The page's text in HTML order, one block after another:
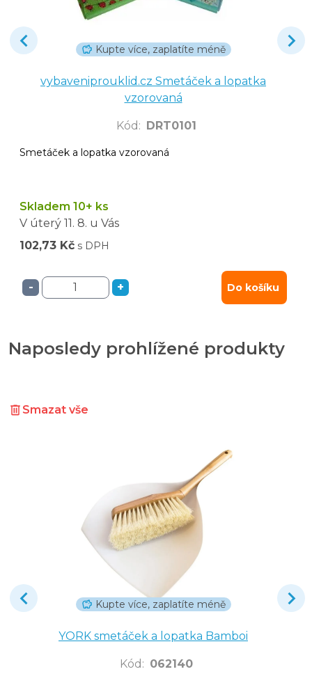
Kupte více, zaplatíte méně
vybaveniprouklid.cz Smetáček a lopatka
vzorovaná
Kód : DRT0101
Smetáček a lopatka vzorovaná
Skladem 10+ ks
V úterý 11. 8. u Vás
102,73 Kč s DPH
- + Do košíku
Naposledy prohlížené produkty
Smazat vše
Kupte více, zaplatíte méně
YORK smetáček a lopatka Bamboi
Kód : 062140